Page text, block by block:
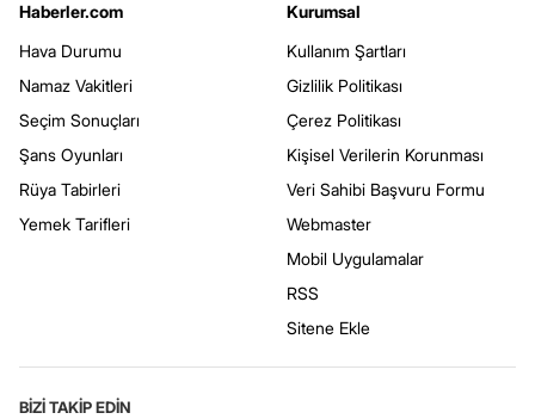
Haberler.com
Hava Durumu
Namaz Vakitleri
Seçim Sonuçları
Şans Oyunları
Rüya Tabirleri
Yemek Tarifleri
Kurumsal
Kullanım Şartları
Gizlilik Politikası
Çerez Politikası
Kişisel Verilerin Korunması
Veri Sahibi Başvuru Formu
Webmaster
Mobil Uygulamalar
RSS
Sitene Ekle
BİZİ TAKİP EDİN